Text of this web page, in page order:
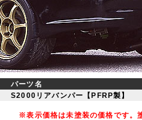
パーツ名
S2000リアバンパー【PFRP製】
※表示価格は未塗装の価格です。